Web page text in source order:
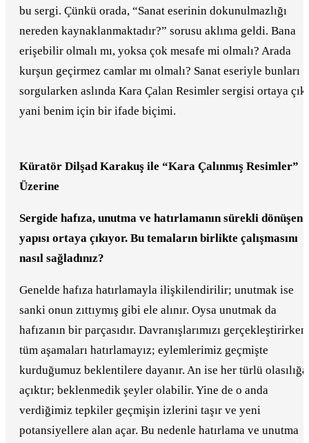
bu sergi. Çünkü orada, “Sanat eserinin dokunulmazlığı
nereden kaynaklanmaktadır?” sorusu aklıma geldi. Bana
erişebilir olmalı mı, yoksa çok mesafe mi olmalı? Arada
kurşun geçirmez camlar mı olmalı? Sanat eseriyle bunları
sorgularken aslında Kara Çalan Resimler sergisi ortaya
yani benim için bir ifade biçimi.
Küratör Dilşad Karakuş ile “Kara Çalınmış Resimler”
Üzerine
Sergide hafıza, unutma ve hatırlamanın sürekli dönüşen
yapısı ortaya çıkıyor. Bu temaların birlikte çalışmasını
nasıl sağladınız?
Genelde hafıza hatırlamayla ilişkilendirilir; unutmak ise
sanki onun zıttıymış gibi ele alınır. Oysa unutmak da
hafızanın bir parçasıdır. Davranışlarımızı gerçekleştirirken
tüm aşamaları hatırlamayız; eylemlerimiz geçmişte
kurduğumuz beklentilere dayanır. An ise her türlü olasılığa
açıktır; beklenmedik şeyler olabilir. Yine de o anda
verdiğimiz tepkiler geçmişin izlerini taşır ve yeni
potansiyellere alan açar. Bu nedenle hatırlama ve unutma